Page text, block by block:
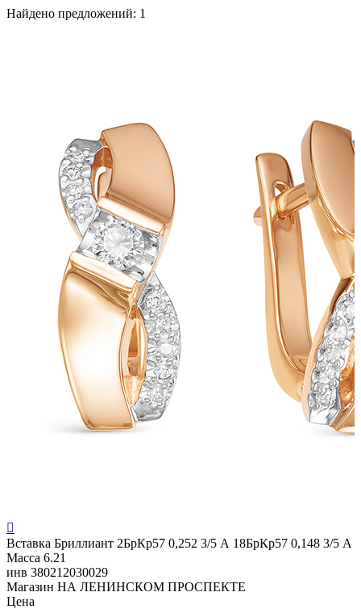
Найдено предложений: 1

Вставка Бриллиант 2БрКр57 0,252 3/5 А 18БрКр57 0,148 3/5 А
Масса 6.21
инв 380212030029
Магазин НА ЛЕНИНСКОМ ПРОСПЕКТЕ
Цена